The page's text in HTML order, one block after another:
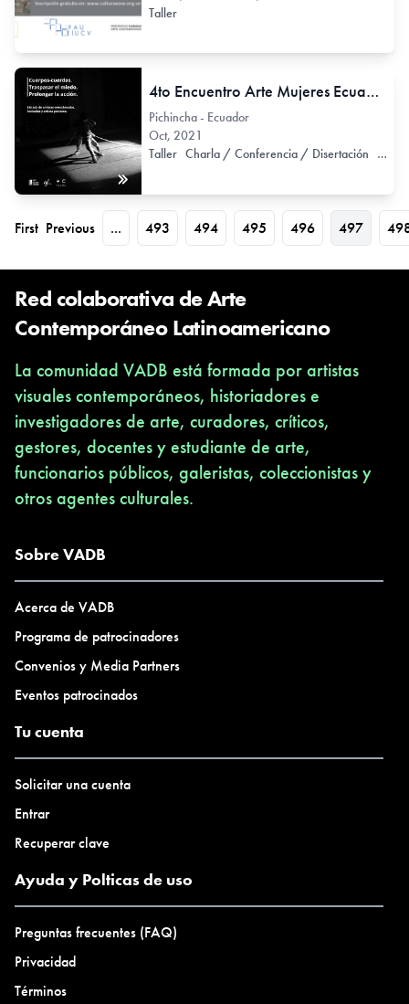
Taller
4to Encuentro Arte Mujeres Ecuador (AME)
Pichincha - Ecuador
Oct, 2021
Taller Charla / Conferencia / Disertación
First Previous ... 493 494 495 496 497
Red colaborativa de Arte
Contemporáneo Latinoamericano
La comunidad VADB está formada por artistas
visuales contemporáneos, historiadores e
investigadores de arte, curadores, críticos,
gestores, docentes y estudiante de arte,
funcionarios públicos, galeristas, coleccionistas y
otros agentes culturales.
Sobre VADB
Acerca de VADB
Programa de patrocinadores
Convenios y Media Partners
Eventos patrocinados
Tu cuenta
Solicitar una cuenta
Entrar
Recuperar clave
Ayuda y Polticas de uso
Preguntas frecuentes (FAQ)
Privacidad
Términos